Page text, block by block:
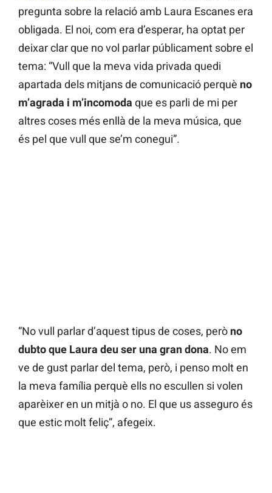
pregunta sobre la relació amb Laura Escanes era
obligada. El noi, com era d’esperar, ha optat per
deixar clar que no vol parlar públicament sobre el
tema: “Vull que la meva vida privada quedi
apartada dels mitjans de comunicació perquè no
m’agrada i m’incomoda que es parli de mi per
altres coses més enllà de la meva música, que
és pel que vull que se’m conegui”.
“No vull parlar d’aquest tipus de coses, però no
dubto que Laura deu ser una gran dona. No em
ve de gust parlar del tema, però, i penso molt en
la meva família perquè ells no escullen si volen
aparèixer en un mitjà o no. El que us asseguro és
que estic molt feliç”, afegeix.